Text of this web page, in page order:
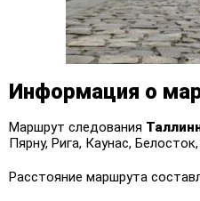
Информация о
Маршрут следования
Пярну, Рига, Каунас,
Расстояние маршрута